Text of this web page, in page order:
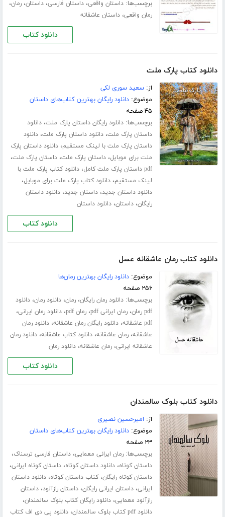
برچسب‌ها:داستان واقعی،داستان فارسی،داستان،رمان،
رمان واقعی،داستان عاشقانه
دانلود کتاب
دانلود کتاب پارک ملت
از:سعید سوری لکی
موضوع:دانلود رایگان بهترین کتاب‌های داستان
۴۵ صفحه
برچسب‌ها:دانلود رایگان داستان پارک ملت،دانلود
داستان پارک ملت،دانلود داستان پارک ملت،دانلود
داستان پارک ملت با لینک مستقیم،دانلود داستان پارک
ملت برای موبایل،داستان پارک ملت،داستان پارک ملت،
pdf داستان پارک ملت کامل ،دانلود کتاب پارک ملت با
لینک مستقیم،دانلود کتاب پارک ملت برای موبایل،
دانلود داستان جدید،داستان جدید،دانلود داستان
رایگان،داستان،دانلود داستان
دانلود کتاب
دانلود کتاب رمان عاشقانه عسل
موضوع:دانلود رایگان بهترین رمان‌ها
۲۵۶ صفحه
برچسب‌ها:دانلود رمان رایگان،رمان،دانلود رمان،دانلود
pdf رمان
،رمان ایرانی pdf ،رمان pdf ،دانلود رمان ایرانی،
pdf عاشقانه ،دانلود رایگان رمان عاشقانه،دانلود رمان
عاشقانه،رمان عاشقانه،دانلود کتاب عاشقانه،دانلود رمان
عاشقانه ایرانی،رمان عاشقانه،دانلود رمان
دانلود کتاب
دانلود کتاب بلوک سالمندان
از: امیرحسین نصیری
موضوع:دانلود رایگان بهترین کتاب‌های داستان
۲۳ صفحه
برچسب‌ها:رمان ایرانی معمایی،داستان فارسی ترسناک،
داستان کوتاه،دانلود داستان کوتاه،داستان کوتاه ایرانی،
داستان کوتاه رایگان،کتاب داستان کوتاه،دانلود داستان
ایرانی،داستان ایرانی رایگان،داستان رازآلود،داستان
رازآلود معمایی،دانلود رایگان کتاب بلوک سالمندان،
دانلود pdf کتاب بلوک سالمندان ،دانلود پی دی اف کتاب